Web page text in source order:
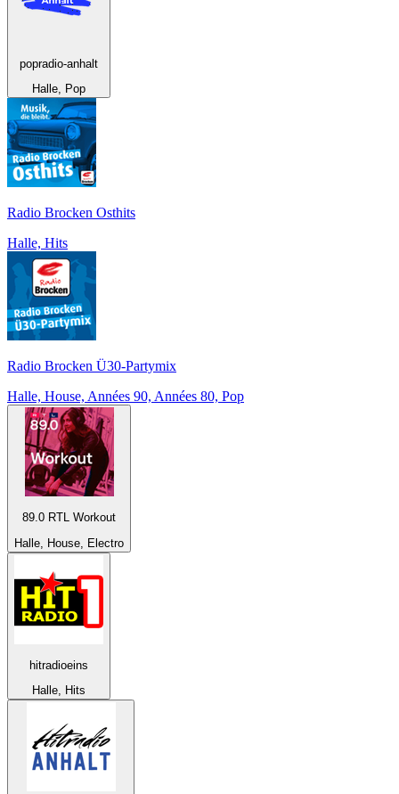
popradio-anhalt
Halle, Pop
Radio Brocken Osthits
Halle, Hits
Radio Brocken Ü30-Partymix
Halle, House, Années 90, Années 80, Pop
89.0 RTL Workout
Halle, House, Electro
hitradioeins
Halle, Hits